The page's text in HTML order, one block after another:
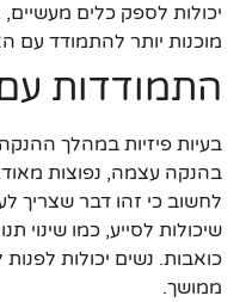
יכולות לספק כלים מעשיים,
מוכנות יותר להתמודד עם
התמודדות עם
בעיות פיזיות במהלך
בהנקה עצמה, נפוצות
לחשוב כי זהו דבר שצריך
שיכולות לסייע, כמו שינוי
כואבות. נשים יכולות
ממושך.